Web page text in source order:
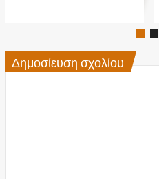
Δημοσίευση σχολίου